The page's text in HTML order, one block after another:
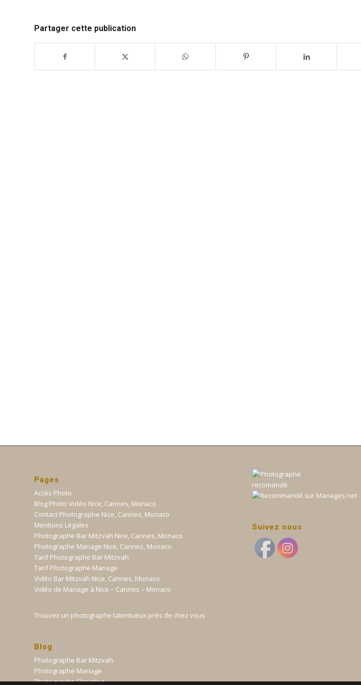
Partager cette publication
Pages
Accès Photo
Blog Photo Vidéo Nice, Cannes, Monaco
Contact Photographe Nice, Cannes, Monaco
Mentions Légales
Photographe Bar Mitzvah Nice, Cannes, Monaco
Photographe Mariage Nice, Cannes, Monaco
Tarif Photographe Bar Mitzvah
Tarif Photographe Mariage
Vidéo Bar Mitzvah Nice, Cannes, Monaco
Vidéo de Mariage à Nice – Cannes – Monaco
Trouvez un photographe talentueux près de chez vous
Blog
Photographe Bar Mitzvah
Photographe Mariage
Photographe Shooting
Suivez nous